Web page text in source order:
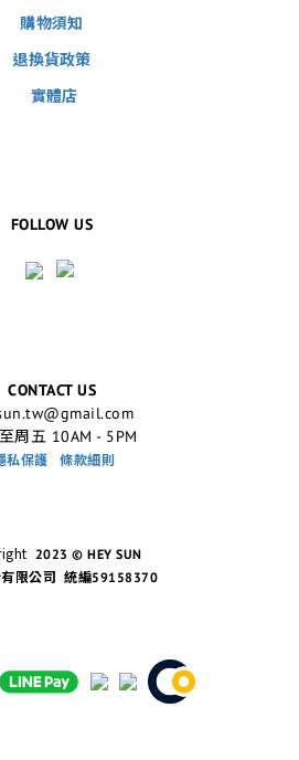
購物須知
退換貨政策
實體店
FOLLOW US
CONTACT US
周五 10AM - 5PM
私保護 條款細則
2023 © HEY SUN
限公司 統編59158370